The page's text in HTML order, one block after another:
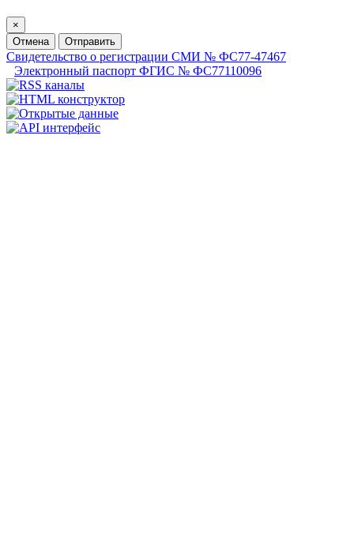
×
Отмена
Отправить
Свидетельство о регистрации СМИ № ФС77-47467
Электронный паспорт ФГИС № ФС77110096